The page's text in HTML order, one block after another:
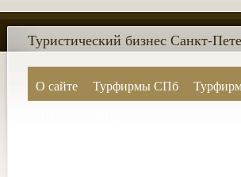
О сайте Турфирмы СПб
Туристический бизнес Санкт-